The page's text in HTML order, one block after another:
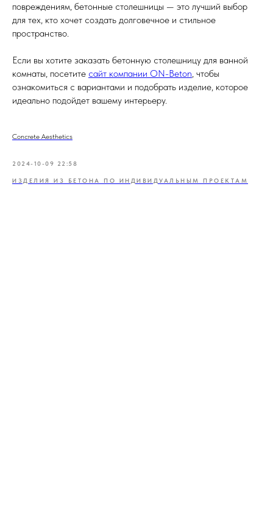
повреждениям, бетонные столешницы — это лучший выбор
для тех, кто хочет создать долговечное и стильное
пространство.
Если вы хотите заказать бетонную столешницу для ванной
комнаты, посетите сайт компании ON-Beton, чтобы
ознакомиться с вариантами и подобрать изделие, которое
идеально подойдет вашему интерьеру.
Concrete Aesthetics
2024-10-09 22:58
ИЗДЕЛИЯ ИЗ БЕТОНА ПО ИНДИВИДУАЛЬНЫМ ПРОЕКТАМ